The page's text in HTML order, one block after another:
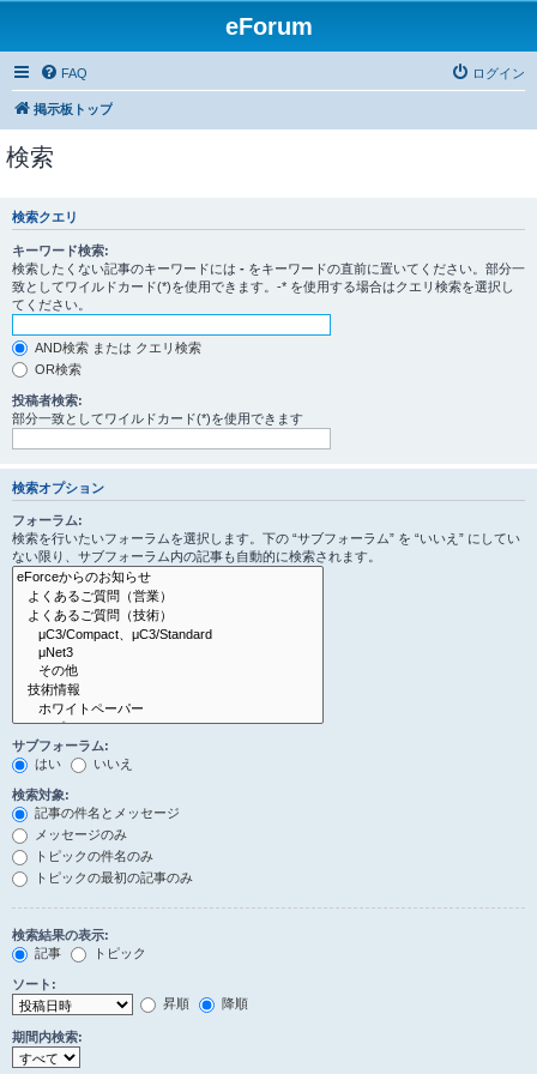
eForum
FAQ ログイン
掲示板トップ
検索
検索クエリ
キーワード検索:
検索したくない記事のキーワードには - をキーワードの直前に置いてください。部分一
致としてワイルドカード(*)を使用できます。-* を使用する場合はクエリ検索を選択し
てください。
AND検索 または クエリ検索
OR検索
投稿者検索:
部分一致としてワイルドカード(*)を使用できます
検索オプション
フォーラム:
検索を行いたいフォーラムを選択します。下の “サブフォーラム” を “いいえ” にしてい
ない限り、サブフォーラム内の記事も自動的に検索されます。
サブフォーラム:
はい
いいえ
検索対象:
記事の件名とメッセージ
メッセージのみ
トピックの件名のみ
トピックの最初の記事のみ
検索結果の表示:
記事
トピック
ソート:
昇順
降順
期間内検索: